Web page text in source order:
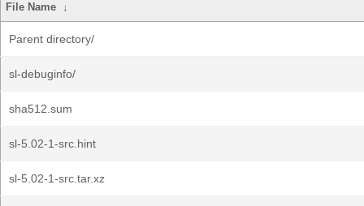
File Name ↓
Parent directory/
sl-debuginfo/
sha512.sum
sl-5.02-1-src.hint
sl-5.02-1-src.tar.xz